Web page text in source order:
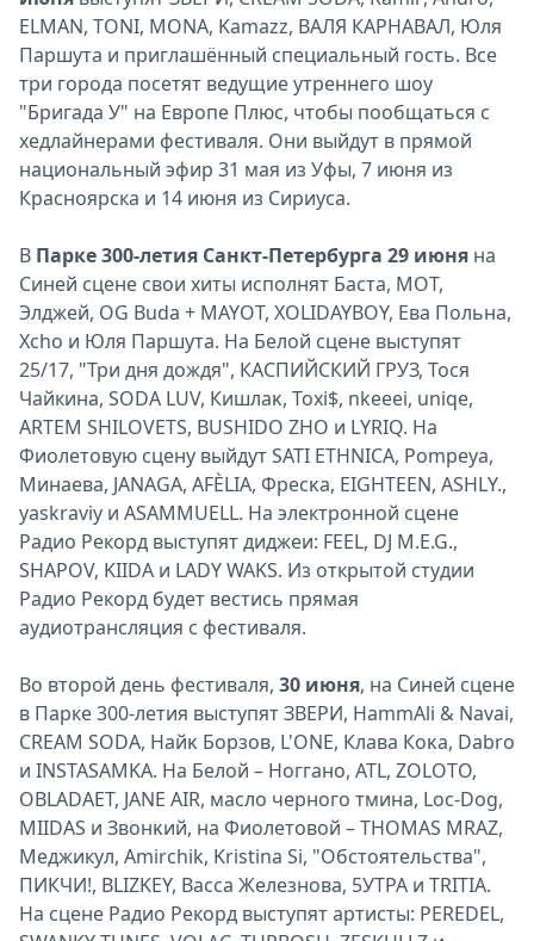
ELMAN, TONI, MONA, Kamazz, ВАЛЯ КАРНАВАЛ, Юля
Паршута и приглашённый специальный гость. Все
три города посетят ведущие утреннего шоу
"Бригада У" на Европе Плюс, чтобы пообщаться с
хедлайнерами фестиваля. Они выйдут в прямой
национальный эфир 31 мая из Уфы, 7 июня из
Красноярска и 14 июня из Сириуса.
В Парке 300-летия Санкт-Петербурга 29 июня на
Синей сцене свои хиты исполнят Баста, МОТ,
Элджей, OG Buda + MAYOT, XOLIDAYBOY, Ева Польна,
Xcho и Юля Паршута. На Белой сцене выступят
25/17, "Три дня дождя", КАСПИЙСКИЙ ГРУЗ, Тося
Чайкина, SODA LUV, Кишлаĸ, Toxi$, nkeeei, uniqe,
ARTEM SHILOVETS, BUSHIDO ZHO и LYRIQ. На
Фиолетовую сцену выйдут SATI ETHNICA, Pompeya,
Минаева, JANAGA, AFÈLIA, Фресĸа, EIGHTEEN, ASHLY.,
yaskraviy и ASAMMUELL. На электронной сцене
Радио Рекорд выступят диджеи: FEEL, DJ M.E.G.,
SHAPOV, KIIDA и LADY WAKS. Из открытой студии
Радио Рекорд будет вестись прямая
аудиотрансляция с фестиваля.
Во второй день фестиваля, 30 июня, на Синей сцене
в Парке 300-летия выступят ЗВЕРИ, HammAli & Navai,
CREAM SODA, Найĸ Борзов, L'ONE, Клава Коĸа, Dabro
и INSTASAMKA. На Белой – Ноггано, ATL, ZOLOTO,
OBLADAET, JANE AIR, масло черного тмина, Loc-Dog,
MIIDAS и Звонĸий, на Фиолетовой – THOMAS MRAZ,
Меджикул, Amirchik, Kristina Si, "Обстоятельства",
ПИКЧИ!, BLIZKEY, Васса Железнова, 5УТРА и TRITIA.
На сцене Радио Рекорд выступят артисты: PEREDEL,